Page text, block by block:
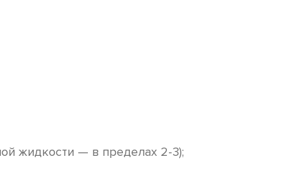
жидкости — в пределах 2-3);